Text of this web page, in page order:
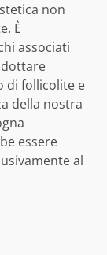
non
È
associati
di follicolite e
della nostra
essere
al